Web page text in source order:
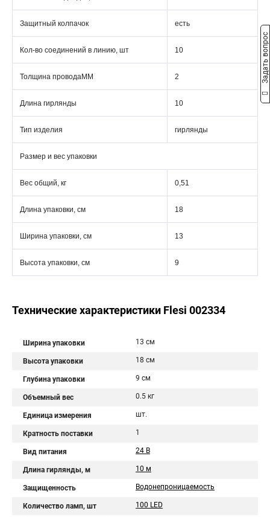
Защитный колпачок есть
Кол-во соединений в линию, шт 10
Толщина проводаММ 2
Длина гирлянды 10
Тип изделия гирлянды
Размер и вес упаковки
Вес общий, кг 0,51
Длина упаковки, см 18
Ширина упаковки, см 13
Высота упаковки, см 9
Технические характеристики Flesi 002334
Ширина упаковки 13 см
Высота упаковки 18 см
Глубина упаковки 9 см
Объемный вес 0.5 кг
Единица измерения шт.
Кратность поставки 1
Вид питания 24 В
Длина гирлянды, м 10 м
Защищенность Водонепроницаемость
Количество ламп, шт 100 LED
Задать вопрос